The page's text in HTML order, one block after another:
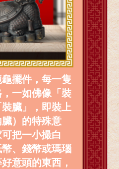
擺件，每一隻
一如佛像「裝
臟」，即裝上
）的特殊意
把一小撮白
、錢幣或瑪瑙
意頭的東西，